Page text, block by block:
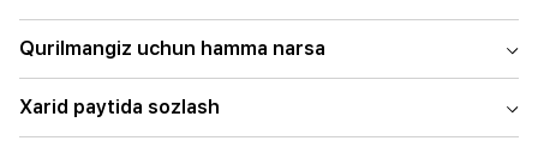
Qurilmangiz uchun hamma narsa
Xarid paytida sozlash